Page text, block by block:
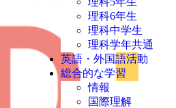
理科6年生
理科中学生
理科学年共通
英語・外国語活動
総合的な学習
情報
国際理解